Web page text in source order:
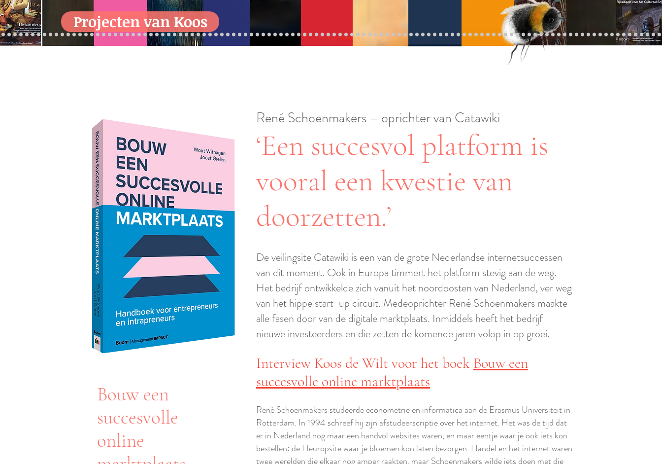
Projecten van Koos
Bouw een
succesvolle
online
René Schoenmakers – oprichter van Catawiki
‘Een succesvol platform is
vooral een kwestie van
doorzetten.’
De veilingsite Catawiki is een van de grote Nederlandse internetsuccessen
van dit moment. Ook in Europa timmert het platform stevig aan de weg.
Het bedrijf ontwikkelde zich vanuit het noordoosten van Nederland, ver weg
van het hippe start-up circuit. Medeoprichter René Schoenmakers maakte
alle fasen door van de digitale marktplaats. Inmiddels heeft het bedrijf
nieuwe investeerders en die zetten de komende jaren volop in op groei.
Interview Koos de Wilt voor het boek Bouw een
succesvolle online marktplaats
René Schoenmakers studeerde econometrie en informatica aan de Erasmus Universiteit in
Rotterdam. In 1994 schreef hij zijn afstudeerscriptie over het internet. Het was de tijd dat
er in Nederland nog maar een handvol websites waren, en maar eentje waar je ook iets kon
bestellen: de Fleuropsite waar je bloemen kon laten bezorgen. Handel en het internet waren
twee werelden die elkaar nog amper raakten, maar Schoenmakers wilde iets doen met die